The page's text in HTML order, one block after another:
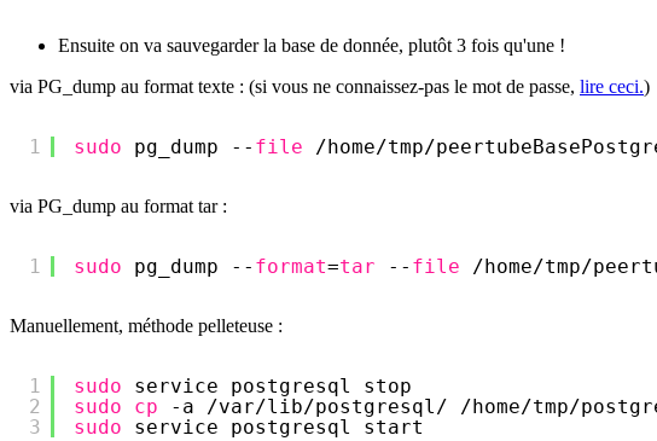
Ensuite on va sauvegarder la base de donnée, plutôt 3 fois qu'une !
via PG_dump au format texte : (si vous ne connaissez-pas le mot de passe, lire ceci.)
1 sudo pg_dump -- file /home/tmp/
via PG_dump au format tar :
1 sudo pg_dump -- format=tar -- file /home/tmp/
Manuellement, méthode pelleteuse :
1
2
3
sudo
service postgresql stop
sudo
cp -a /var/lib/postgresql/ /home/tmp/
sudo
service postgresql start